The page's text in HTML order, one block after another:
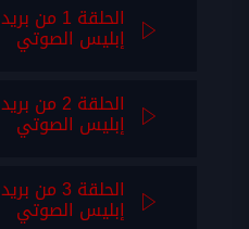
الحلقة 1 من بريد
إبليس الصوتي
الحلقة 2 من بريد
إبليس الصوتي
الحلقة 3 من بريد
إبليس الصوتي